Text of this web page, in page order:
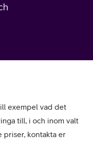
exempel vad det
till, i och inom valt
priser, kontakta er